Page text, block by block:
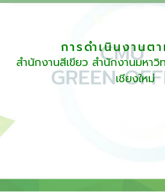
การดำเนินงานต
สำนักงานสีเขียว สำนักงานมหา
เชียงใหม่